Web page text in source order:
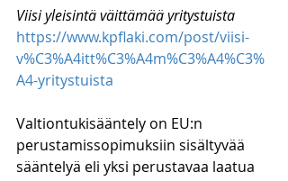
Viisi yleisintä väittämää yritystuista
https://www.kpflaki.com/post/viisi-
v%C3%A4itt%C3%A4m%C3%A4%C3%
A4-yritystuista
Valtiontukisääntely on EU:n
perustamissopimuksiin sisältyvää
sääntelyä eli yksi perustavaa laatua